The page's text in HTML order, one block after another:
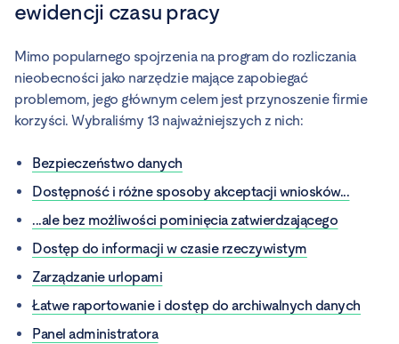
ewidencji czasu pracy
Mimo popularnego spojrzenia na program do rozliczania
nieobecności jako narzędzie mające zapobiegać
problemom, jego głównym celem jest przynoszenie firmie
korzyści. Wybraliśmy 13 najważniejszych z nich:
Bezpieczeństwo danych
Dostępność i różne sposoby akceptacji wniosków...
...ale bez możliwości pominięcia zatwierdzającego
Dostęp do informacji w czasie rzeczywistym
Zarządzanie urlopami
Łatwe raportowanie i dostęp do archiwalnych danych
Panel administratora